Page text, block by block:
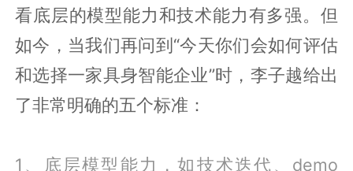
看底层的模型能力和技术能力有多强。但
如今，当我们再问到“今天你们会如何评估
和选择一家具身智能企业”时，李子越给出
了非常明确的五个标准：
1、底层模型能力，如技术迭代、demo